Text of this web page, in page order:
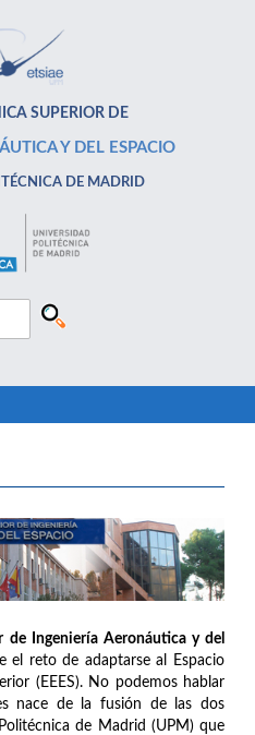
SUPERIOR DE
Y DEL ESPACIO
DE MADRID
de Ingeniería Aeronáutica y del
el reto de adaptarse al Espacio
(EEES). No podemos hablar
nace de la fusión de las dos
de Madrid (UPM) que